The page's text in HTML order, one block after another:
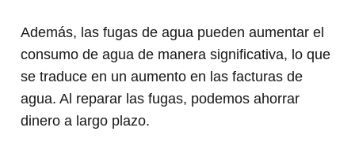
Además, las fugas de agua pueden aumentar el
consumo de agua de manera significativa, lo que
se traduce en un aumento en las facturas de
agua. Al reparar las fugas, podemos ahorrar
dinero a largo plazo.